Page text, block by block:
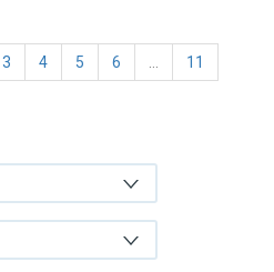
3 4 5 6 … 11